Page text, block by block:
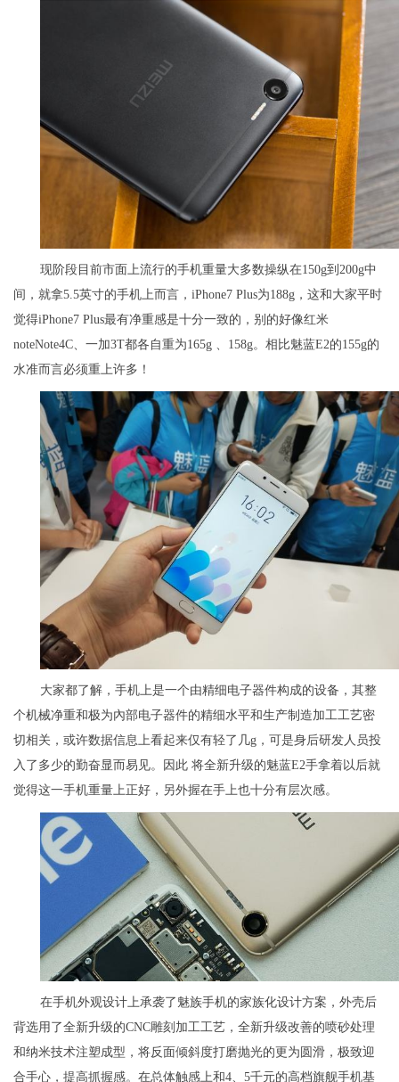
现阶段目前市面上流行的手机重量大多数操纵在150g到200g中
间，就拿5.5英寸的手机上而言，iPhone7 Plus为188g，这和大家平时
觉得iPhone7 Plus最有净重感是十分一致的，别的好像红米
noteNote4C、一加3T都各自重为165g 、158g。相比魅蓝E2的155g的
水准而言必须重上许多！
大家都了解，手机上是一个由精细电子器件构成的设备，其整
个机械净重和极为內部电子器件的精细水平和生产制造加工工艺密
切相关，或许数据信息上看起来仅有轻了几g，可是身后研发人员投
入了多少的勤奋显而易见。因此 将全新升级的魅蓝E2手拿着以后就
觉得这一手机重量上正好，另外握在手上也十分有层次感。
在手机外观设计上承袭了魅族手机的家族化设计方案，外壳后
背选用了全新升级的CNC雕刻加工工艺，全新升级改善的喷砂处理
和纳米技术注塑成型，将反面倾斜度打磨抛光的更为圆滑，极致迎
合手心，提高抓握感。在总体触感上和4、5千元的高档旗舰手机基